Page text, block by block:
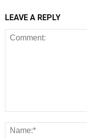
LEAVE A REPLY